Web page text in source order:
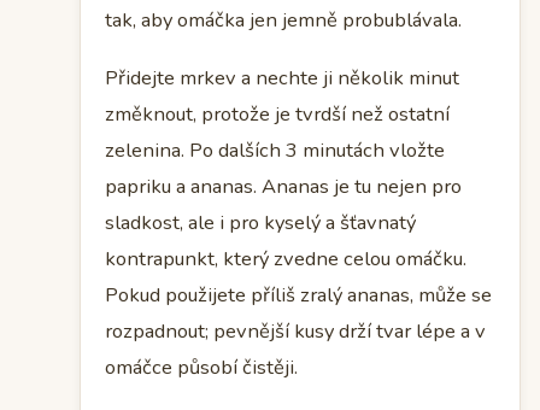
tak, aby omáčka jen jemně probublávala.
Přidejte mrkev a nechte ji několik minut
změknout, protože je tvrdší než ostatní
zelenina. Po dalších 3 minutách vložte
papriku a ananas. Ananas je tu nejen pro
sladkost, ale i pro kyselý a šťavnatý
kontrapunkt, který zvedne celou omáčku.
Pokud použijete příliš zralý ananas, může se
rozpadnout; pevnější kusy drží tvar lépe a v
omáčce působí čistěji.